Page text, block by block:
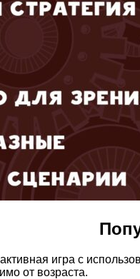
игра с
от возраста.